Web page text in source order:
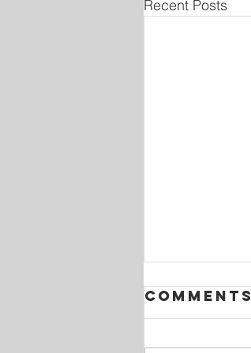
Recent Posts
Comments